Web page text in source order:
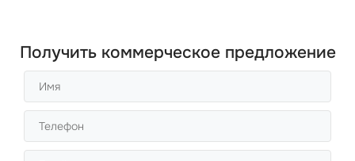
Получить коммерческое предложение